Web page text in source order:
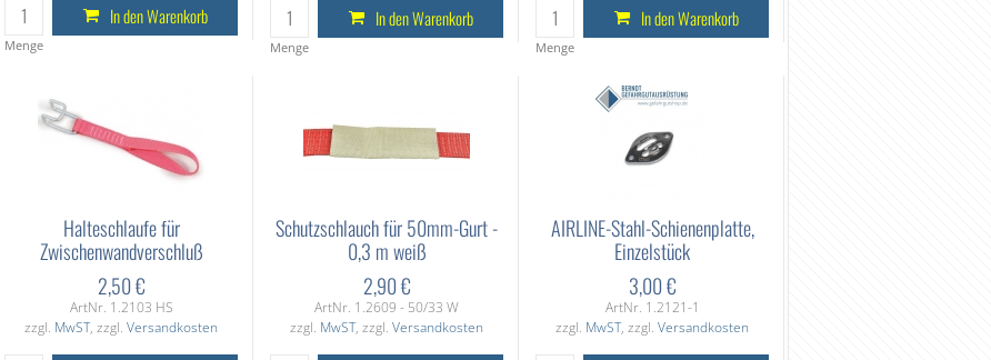
Menge
In den Warenkorb
Menge
In den Warenkorb
Menge
In den Warenkorb
Halteschlaufe für
Zwischenwandverschluß
2,50 €
ArtNr. 1.2103 HS
zzgl. MwST, zzgl. Versandkosten
Schutzschlauch für 50mm-Gurt -
0,3 m weiß
2,90 €
ArtNr. 1.2609 - 50/33 W
zzgl. MwST, zzgl. Versandkosten
AIRLINE-Stahl-Schienenplatte,
Einzelstück
3,00 €
ArtNr. 1.2121-1
zzgl. MwST, zzgl. Versandkosten